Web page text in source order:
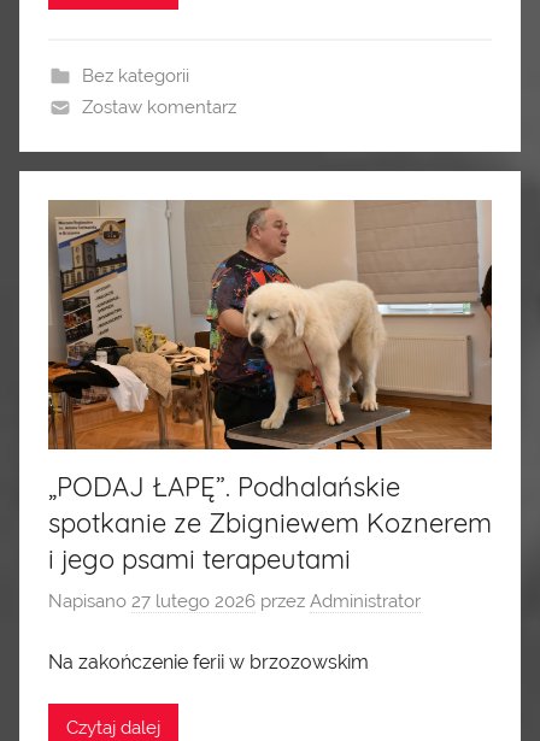
Bez kategorii
Zostaw komentarz
„PODAJ ŁAPĘ”. Podhalańskie
spotkanie ze Zbigniewem Koznerem
i jego psami terapeutami
Napisano 27 lutego 2026 przez Administrator
Na zakończenie ferii w brzozowskim
Czytaj dalej